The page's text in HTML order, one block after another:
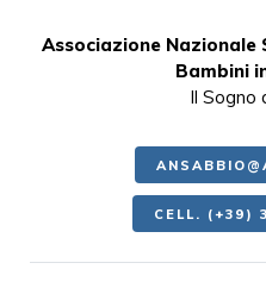
Associazione
Bambini
Il Sogno
CELL. (+39)